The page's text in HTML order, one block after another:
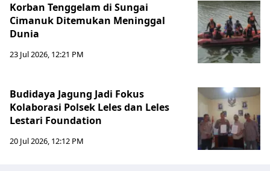
Korban Tenggelam di Sungai
Cimanuk Ditemukan Meninggal
Dunia
23 Jul 2026, 12:21 PM
Budidaya Jagung Jadi Fokus
Kolaborasi Polsek Leles dan Leles
Lestari Foundation
20 Jul 2026, 12:12 PM